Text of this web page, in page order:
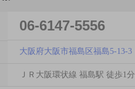
06-6147-5556
大阪府大阪市福島区福島5-13-3
ＪＲ大阪環状線 福島駅 徒歩1分